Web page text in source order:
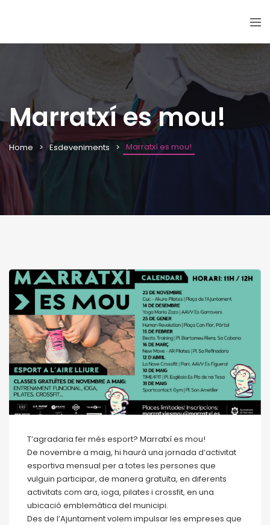
Marratxí es mou!
Home Esdeveniments Marratxí es mou!
T’agradaria fer més esport? Marratxí es mou!
De novembre a maig, hi haurà una jornada d’activitat
esportiva mensual per a totes les persones que
vulguin participar, de manera gratuïta, en diferents
activitats com ara, ioga, pilates i crossfit, en una
ubicació emblemàtica del municipi.
Des de l’Ajuntament volem impulsar les empreses que